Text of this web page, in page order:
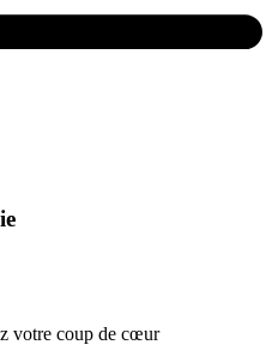
votre coup de cœur